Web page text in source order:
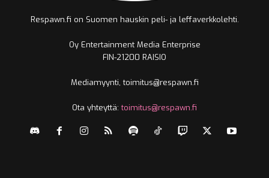
Respawn.fi on Suomen hauskin peli- ja leffaverkkolehti.
Oy Entertainment Media Enterprise
FIN-21200 RAISIO
Mediamyynti, toimitus@respawn.fi
Ota yhteyttä:toimitus@respawn.fi